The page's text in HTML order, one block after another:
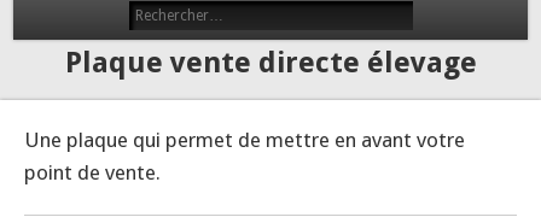
Plaque vente directe élevage
Une plaque qui permet de mettre en avant votre
point de vente.